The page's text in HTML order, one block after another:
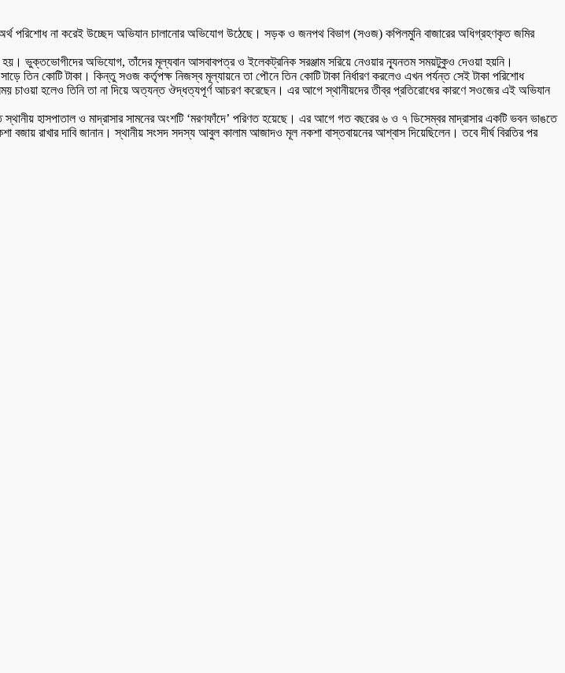
অর্থ পরিশোধ না করেই উচ্ছেদ অভিযান চালানোর অভিযোগ উঠেছে। সড়ক ও জনপথ বিভাগ (সওজ) কপিলমুনি বাজারের অধিগ্রহণকৃত জমির
হয়। ভুক্তভোগীদের অভিযোগ, তাঁদের মূল্যবান আসবাবপত্র ও ইলেকট্রনিক সরঞ্জাম সরিয়ে নেওয়ার ন্যূনতম সময়টুকুও দেওয়া হয়নি।
তিন কোটি টাকা। কিন্তু সওজ কর্তৃপক্ষ নিজস্ব মূল্যায়নে তা পৌনে তিন কোটি টাকা নির্ধারণ করলেও এখন পর্যন্ত সেই টাকা পরিশোধ
চাওয়া হলেও তিনি তা না দিয়ে অত্যন্ত ঔদ্ধত্যপূর্ণ আচরণ করেছেন। এর আগে স্থানীয়দের তীব্র প্রতিরোধের কারণে সওজের এই অভিযান
হাসপাতাল ও মাদ্রাসার সামনের অংশটি ‘মরণফাঁদে’ পরিণত হয়েছে। এর আগে গত বছরের ৬ ও ৭ ডিসেম্বর মাদ্রাসার একটি ভবন ভাঙতে
বজায় রাখার দাবি জানান। স্থানীয় সংসদ সদস্য আবুল কালাম আজাদও মূল নকশা বাস্তবায়নের আশ্বাস দিয়েছিলেন। তবে দীর্ঘ বিরতির পর